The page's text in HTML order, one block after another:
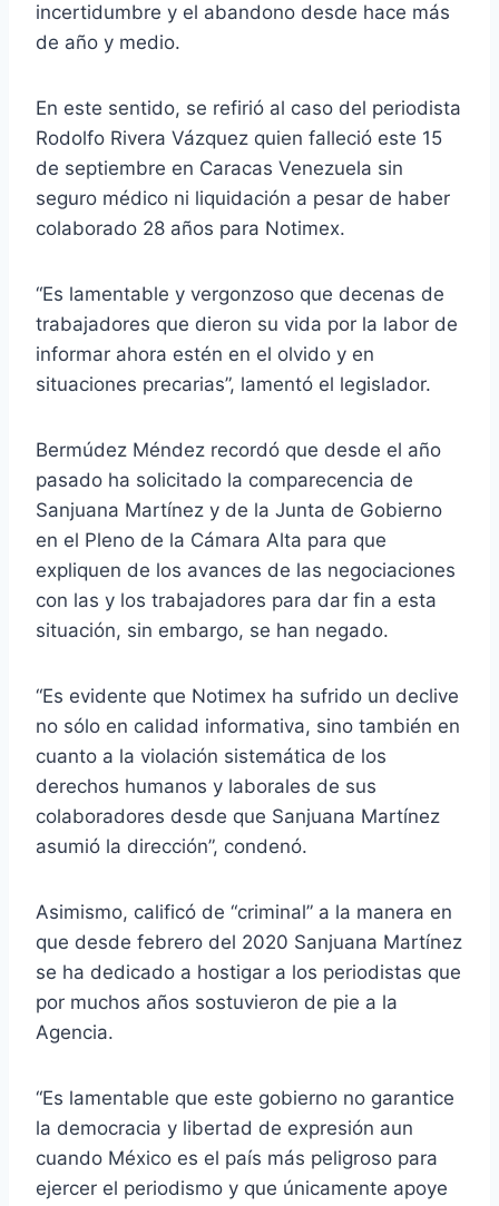
incertidumbre y el abandono desde hace más
de año y medio.
En este sentido, se refirió al caso del periodista
Rodolfo Rivera Vázquez quien falleció este 15
de septiembre en Caracas Venezuela sin
seguro médico ni liquidación a pesar de haber
colaborado 28 años para Notimex.
“Es lamentable y vergonzoso que decenas de
trabajadores que dieron su vida por la labor de
informar ahora estén en el olvido y en
situaciones precarias”, lamentó el legislador.
Bermúdez Méndez recordó que desde el año
pasado ha solicitado la comparecencia de
Sanjuana Martínez y de la Junta de Gobierno
en el Pleno de la Cámara Alta para que
expliquen de los avances de las negociaciones
con las y los trabajadores para dar fin a esta
situación, sin embargo, se han negado.
“Es evidente que Notimex ha sufrido un declive
no sólo en calidad informativa, sino también en
cuanto a la violación sistemática de los
derechos humanos y laborales de sus
colaboradores desde que Sanjuana Martínez
asumió la dirección”, condenó.
Asimismo, calificó de “criminal” a la manera en
que desde febrero del 2020 Sanjuana Martínez
se ha dedicado a hostigar a los periodistas que
por muchos años sostuvieron de pie a la
Agencia.
“Es lamentable que este gobierno no garantice
la democracia y libertad de expresión aun
cuando México es el país más peligroso para
ejercer el periodismo y que únicamente apoye